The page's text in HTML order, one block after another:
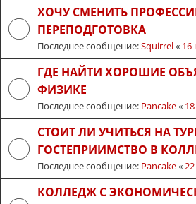
ХОЧУ СМЕНИТЬ
ПЕРЕПОДГОТОВКА
Последнее сообщение:Squirrel« 16
ГДЕ НАЙТИ ХОРОШИЕ
ФИЗИКЕ
Последнее сообщение: Pancake«
СТОИТ ЛИ УЧИТЬСЯ НА
ГОСТЕПРИИМСТВО В
Последнее сообщение: Pancake«
КОЛЛЕДЖ С